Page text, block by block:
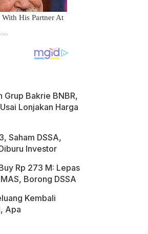
Grup Bakrie BNBR,
Lonjakan Harga
Saham DSSA,
Investor
Rp 273 M: Lepas
Borong DSSA
Kembali
Apa